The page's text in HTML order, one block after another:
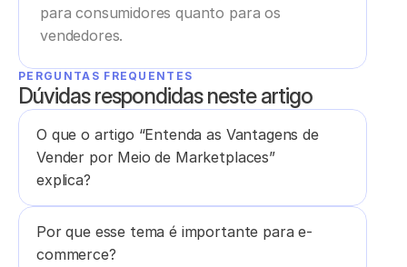
para consumidores quanto para os
vendedores.
PERGUNTAS FREQUENTES
Dúvidas respondidas neste artigo
O que o artigo “Entenda as Vantagens de
Vender por Meio de Marketplaces”
explica?
Por que esse tema é importante para e-
commerce?